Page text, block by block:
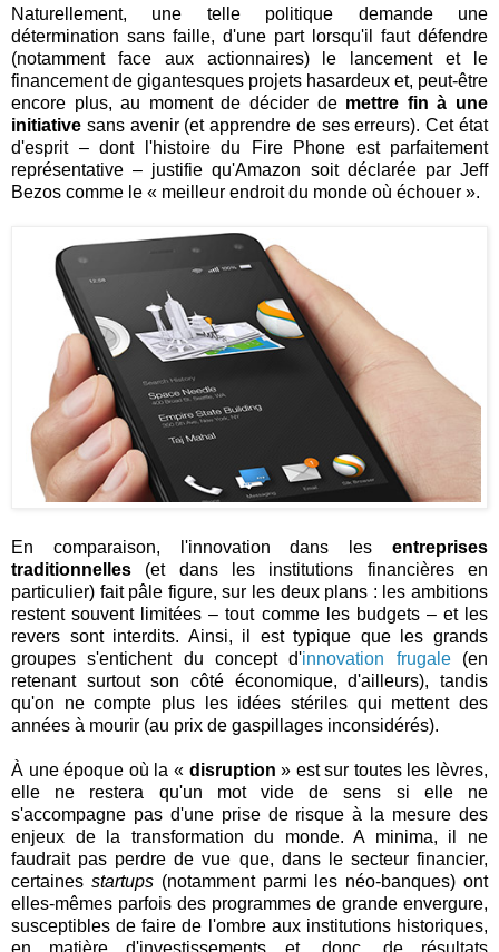
Naturellement, une telle politique demande une
détermination sans faille, d'une part lorsqu'il faut défendre
(notamment face aux actionnaires) le lancement et le
financement de gigantesques projets hasardeux et, peut-être
encore plus, au moment de décider de mettre fin à une
initiative sans avenir (et apprendre de ses erreurs). Cet état
d'esprit – dont l'histoire du Fire Phone est parfaitement
représentative – justifie qu'Amazon soit déclarée par Jeff
Bezos comme le « meilleur endroit du monde où échouer ».
En comparaison, l'innovation dans les entreprises
traditionnelles (et dans les institutions financières en
particulier) fait pâle figure, sur les deux plans : les ambitions
restent souvent limitées – tout comme les budgets – et les
revers sont interdits. Ainsi, il est typique que les grands
groupes s'entichent du concept d'innovation frugale(en
retenant surtout son côté économique, d'ailleurs), tandis
qu'on ne compte plus les idées stériles qui mettent des
années à mourir (au prix de gaspillages inconsidérés).
À une époque où la « disruption » est sur toutes les lèvres,
elle ne restera qu'un mot vide de sens si elle ne
s'accompagne pas d'une prise de risque à la mesure des
enjeux de la transformation du monde. A minima, il ne
faudrait pas perdre de vue que, dans le secteur financier,
certaines startups(notamment parmi les néo-banques) ont
elles-mêmes parfois des programmes de grande envergure,
susceptibles de faire de l'ombre aux institutions historiques,